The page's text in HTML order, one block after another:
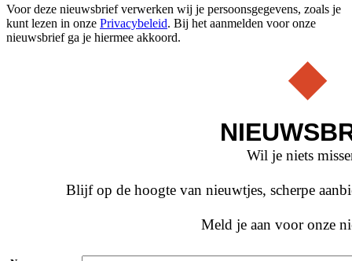
Voor deze nieuwsbrief verwerken wij je persoonsgegevens, zoals je
kunt lezen in onze Privacybeleid. Bij het aanmelden voor onze
nieuwsbrief ga je hiermee akkoord.
Wil je niets
Blijf op de hoogte van nieuwtjes, scherpe
Meld je aan voor onze